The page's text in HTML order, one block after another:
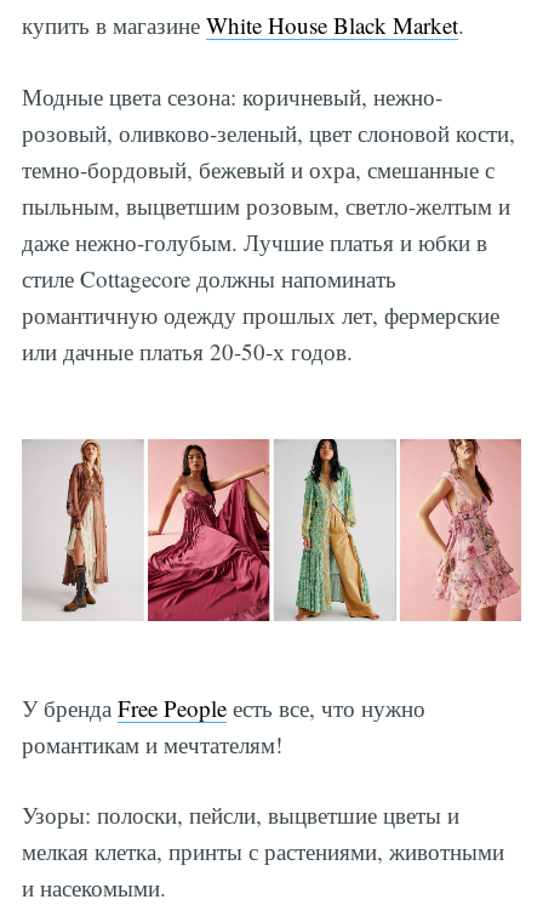
купить в магазине White House Black Market.
Модные цвета сезона: коричневый, нежно-
розовый, оливково-зеленый, цвет слоновой кости,
темно-бордовый, бежевый и охра, смешанные с
пыльным, выцветшим розовым, светло-желтым и
даже нежно-голубым. Лучшие платья и юбки в
стиле Cottagecore должны напоминать
романтичную одежду прошлых лет, фермерские
или дачные платья 20-50-х годов.
У бренда Free Peopleесть все, что нужно
романтикам и мечтателям!
Узоры: полоски, пейсли, выцветшие цветы и
мелкая клетка, принты с растениями, животными
и насекомыми.